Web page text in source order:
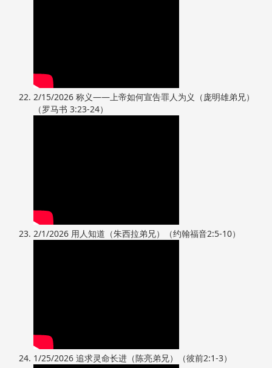
2/15/2026 称义——上帝如何宣告罪人为义（庞明雄弟兄）
（罗马书 3:23-24）
2/1/2026 用人知道（朱西拉弟兄）（约翰福音2:5-10）
1/25/2026 追求灵命长进（陈亮弟兄）（彼前2:1-3）